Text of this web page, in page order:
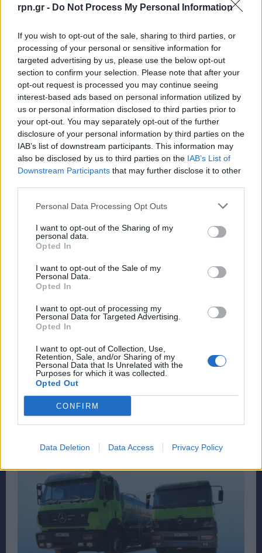
rpn.gr - Do Not Process My Personal Information
If you wish to opt-out of the sale, sharing to third parties, or
processing of your personal or sensitive information for
targeted advertising by us, please use the below opt-out
section to confirm your selection. Please note that after your
opt-out request is processed you may continue seeing
interest-based ads based on personal information utilized by
us or personal information disclosed to third parties prior to
your opt-out. You may separately opt-out of the further
disclosure of your personal information by third parties on the
IAB’s list of downstream participants. This information may
also be disclosed by us to third parties on the IAB’s List of
Downstream Participants that may further disclose it to other
Personal Data Processing Opt Outs
I want to opt-out of the Sharing of my
personal data.
Opted In
I want to opt-out of the Sale of my
Personal Data.
Opted In
I want to opt-out of processing my
Personal Data for Targeted Advertising.
Opted In
I want to opt-out of Collection, Use,
Retention, Sale, and/or Sharing of my
Personal Data that Is Unrelated with the
Purposes for which it was collected.
Opted Out
CONFIRM
Data Deletion Data Access Privacy Policy